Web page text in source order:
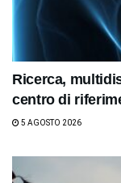
Ricerca,
centro di
5 AGOSTO 2026